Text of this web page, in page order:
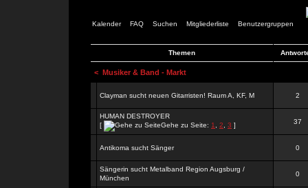
Kalender FAQ Suchen Mitgliederliste Benutzergruppen
Themen
< Musiker & Band - Markt
Clayman sucht neuen Gitarristen! Raum A, KF, M 2
HUMAN DESTROYER
[
Gehe zu Seite: 1 2 3 ] 37
Antikoma sucht Sänger 0
Sängerin sucht Metalband Region Augsburg /
München
0